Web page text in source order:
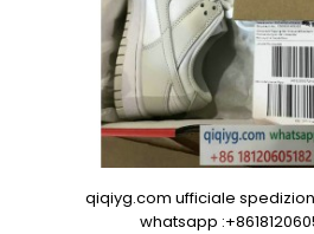
qiqiyg.com ufficiale
whatsapp